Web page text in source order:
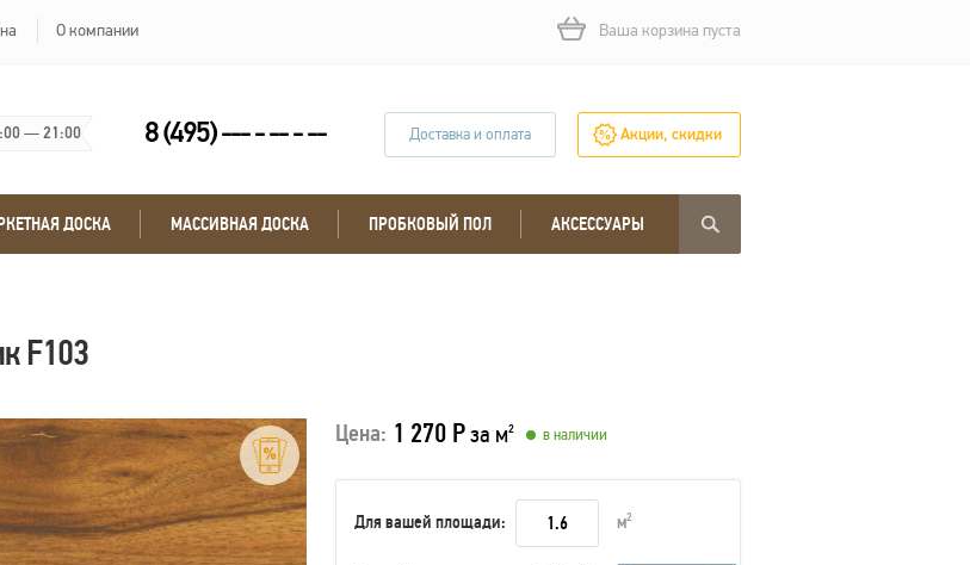
О компании Ваша корзина пуста
—21:00 8 (495) --- - -- - -- Доставка и оплата Акции, скидки
ДОСКА МАССИВНАЯ ДОСКА ПРОБКОВЫЙ ПОЛ АКСЕССУАРЫ
F103
Цена: 1 270 Рза м2 в наличии
Для вашей площади: м2